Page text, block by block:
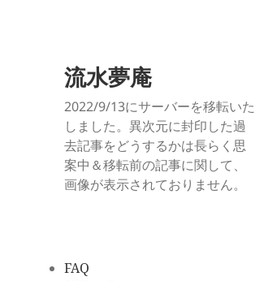
流水夢庵
2022/9/13にサーバーを移転いた
しました。異次元に封印した過
去記事をどうするかは長らく思
案中＆移転前の記事に関して、
画像が表示されておりません。
FAQ